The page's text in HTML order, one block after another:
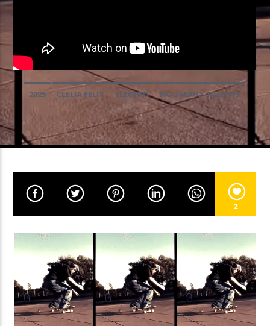
EN CE MOMENT
YELLOW FRENCH FUNK
RICKY LEVINE / DJ LOWICE
EMISSION EN COURS
RICKY LEVINE & FRIENDS
23:00 23:59
Yellow Radio
Yellow Riviera
2025 CLELIA FELIX ELECTRO NOUVEAUX TALENTS
2